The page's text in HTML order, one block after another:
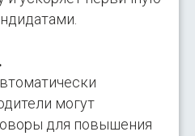
могут
для повышения